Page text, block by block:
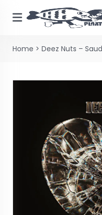
Home > Deez Nuts –